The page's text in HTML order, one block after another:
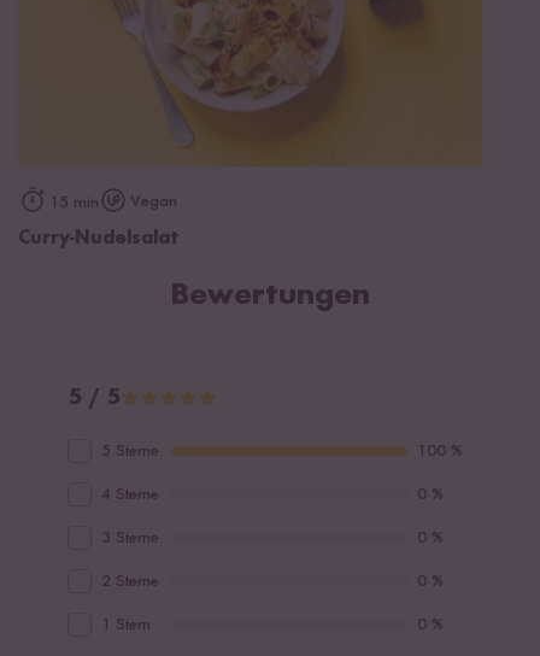
15 min Vegan
Curry-Nudelsalat
Bewertungen
5 / 5
5 Sterne 100 %
4 Sterne 0 %
3 Sterne 0 %
2 Sterne 0 %
1 Stern 0 %